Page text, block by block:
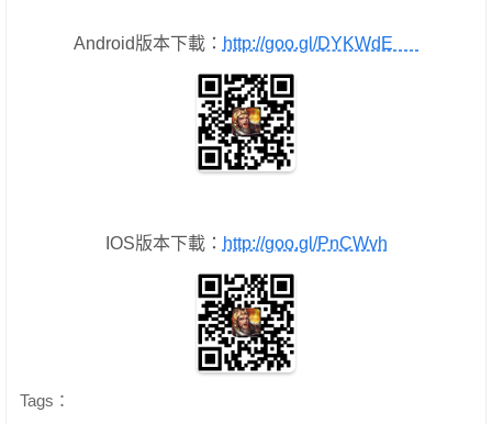
Android版本下載： http://goo.gl/DYKWdE
IOS版本下載： http://goo.gl/PnCWvh
Tags：